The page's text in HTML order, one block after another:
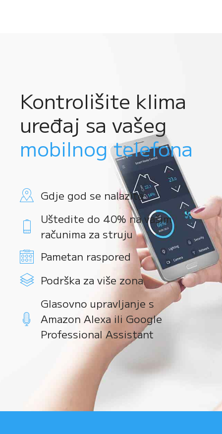
Kontrolišite klima
uređaj sa vašeg
mobilnog telefona
Gdje god se nalazite
Uštedite do 40% na vašim
računima za struju
Pametan raspored
Podrška za više zona
Glasovno upravljanje s
Amazon Alexa ili Google
Professional Assistant